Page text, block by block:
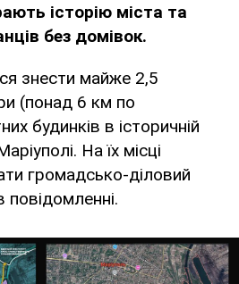
історію міста та
без домівок.
знести майже 2,5
(понад 6 км по
будинків в історичній
На їх місці
громадсько-діловий